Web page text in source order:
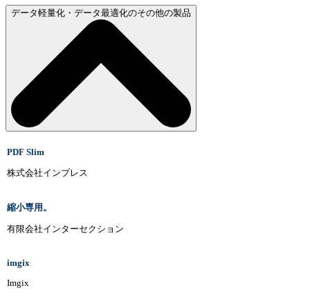
データ軽量化・データ最適化のその他の製品
PDF Slim
株式会社インプレス
縮小専用。
有限会社インターセクション
imgix
Imgix